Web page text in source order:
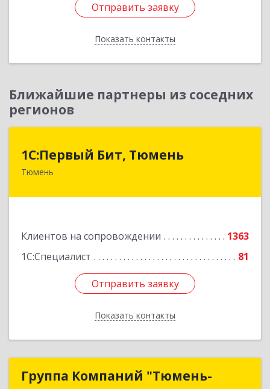
Отправить заявку
Показать контакты
Отправить заявку
Назад
Ближайшие партнеры из соседних
регионов
1С:Первый Бит, Тюмень
Тюмень
Клиентов на сопровождении
1363
1С:Специалист
81
Отправить заявку
Показать контакты
1С:Первый Бит, Тюмень
625000, Тюменская обл, Тюмень г, Республики
Отправить заявку
Назад
Группа Компаний "Тюмень-
Группа Компаний "Тюмень-